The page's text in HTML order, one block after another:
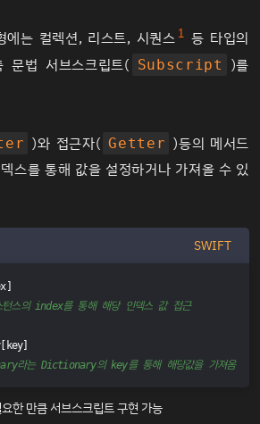
에는 컬렉션, 리스트, 시퀀스 1
등 타입의
문법 서브스크립트( Subscript
)를
)와 접근자( Getter )등의 메서드
스를 통해 값을 설정하거나 가져올 수 있
SWIFT
스의 index를 통해 해당 인덱스 값 접근
라는 Dictionary의 key를 통해 해당값을 가져옴
한 만큼 서브스크립트 구현 가능